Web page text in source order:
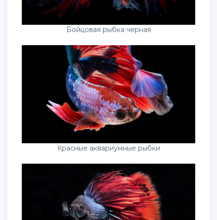
Бойцовая рыбка черная
Красные аквариумные рыбки